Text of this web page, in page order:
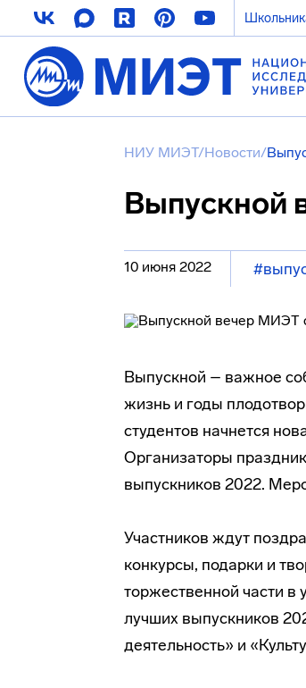
НИУ МИЭТ/Новости/
Выпускной
10 июня 2022
Выпускной – важное
жизнь и годы
студентов начнется
Организаторы
выпускников 2022.
Участников ждут
конкурсы, подарки и
торжественной части в
лучших выпускников
деятельность» и